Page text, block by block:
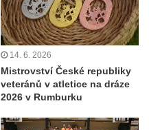
14. 6. 2026
Mistrovství České republiky
veteránů v atletice na dráze
2026 v Rumburku